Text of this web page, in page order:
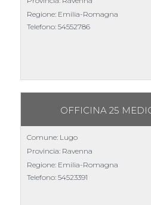
Regione: Emilia-Romagna
Telefono: 54552786
OFFICINA 25
Comune: Lugo
Provincia: Ravenna
Regione: Emilia-Romagna
Telefono: 54523391